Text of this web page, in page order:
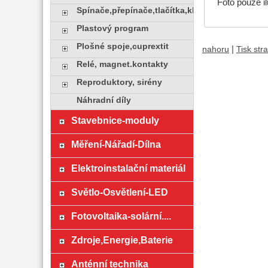
Foto pouze
nahoru Tisk
Spínače,přepínače,tlačítka,klávesy
Plastový program
Plošné spoje,cuprextit
Relé, magnet.kontakty
Reproduktory, sirény
Náhradní díly
Stavebnice-moduly
Měření-Nářadí-Dílna
Elektroinstalační materiál
Světlo-Osvětlení-LED
Fotovoltaika-solární....
Zdroje,Energie,Baterie
Anténní technika